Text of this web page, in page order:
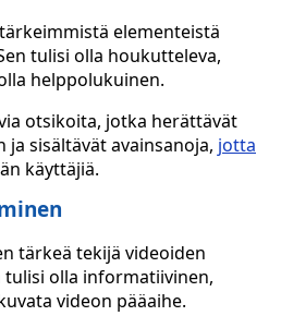
elementeistä
tulisi olla houkutteleva,
helppolukuinen.
otsikoita, jotka herättävät
sisältävät avainsanoja, jotta
käyttäjiä.
tärkeä tekijä videoiden
olla informatiivinen,
videon pääaihe.